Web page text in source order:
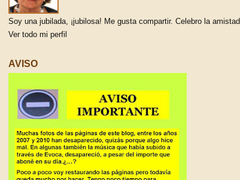
Soy una jubilada, ¡jubilosa! Me gusta compartir. Celebro la amistad.
Ver todo mi perfil
AVISO